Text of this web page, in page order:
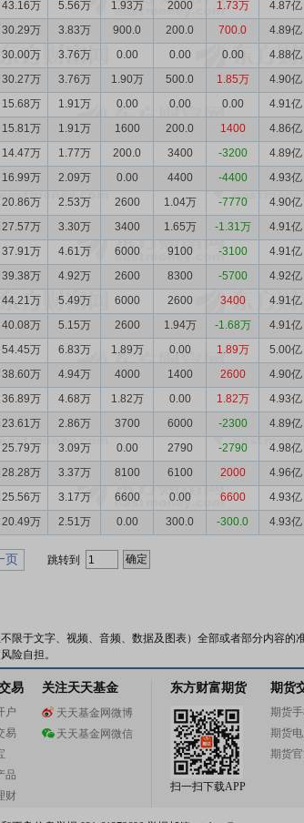
43.16万 5.56万 1.93万 2000 1.73万 4.87亿
30.29万 3.83万 900.0 200.0 700.0 4.89亿
30.00万 3.76万 0.00 0.00 0.00 4.88亿
30.27万 3.76万 1.90万 500.0 1.85万 4.90亿
15.68万 1.91万 0.00 0.00 0.00 4.91亿
15.81万 1.91万 1600 200.0 1400 4.86亿
14.47万 1.77万 200.0 3400 -3200 4.89亿
16.99万 2.09万 0.00 4400 -4400 4.93亿
20.86万 2.53万 2600 1.04万 -7770 4.90亿
27.57万 3.30万 3400 1.65万 -1.31万 4.91亿
37.91万 4.61万 6000 9100 -3100 4.91亿
39.38万 4.92万 2600 8300 -5700 4.92亿
44.21万 5.49万 6000 2600 3400 4.91亿
40.08万 5.15万 2600 1.94万 -1.68万 4.91亿
54.45万 6.83万 1.89万 0.00 1.89万 5.00亿
38.60万 4.94万 4000 1400 2600 4.90亿
36.89万 4.68万 1.82万 0.00 1.82万 4.93亿
23.61万 2.86万 3700 6000 -2300 4.89亿
25.79万 3.09万 0.00 2790 -2790 4.98亿
28.28万 3.37万 8100 6100 2000 4.96亿
25.56万 3.17万 6600 0.00 6600 4.93亿
20.49万 2.51万 0.00 300.0 -300.0 4.93亿
页 跳转到
限于文字、视频、音频、数据及图表）全部或者部分内容的
险自担。
易
户
易
品
财
关注天天基金
天天基金网微博
天天基金网微信
东方财富期货
扫一扫下载APP
期货
期货
期货
期货